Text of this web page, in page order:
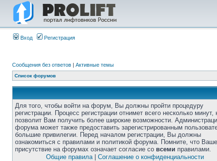
Вход Регистрация
Сообщения без ответов | Активные темы
Список форумов
Для того, чтобы войти на форум, Вы должны пройти процедуру
регистрации. Процесс регистрации отнимет всего несколько минут,
позволит Вам получить более широкие возможности.
форума может также предоставить зарегистрированным
большие привилегии. Перед началом регистрации, Вы должны
ознакомиться с правилами и политикой форума. Помните, что Ваше
присутствие на форумах означает согласие со всеми правилами.
Общие правила| Соглашение о конфиденциальности